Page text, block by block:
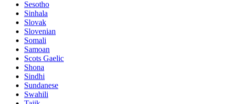
Sesotho
Sinhala
Slovak
Slovenian
Somali
Samoan
Scots Gaelic
Shona
Sindhi
Sundanese
Swahili